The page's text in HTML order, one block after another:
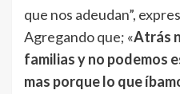
que nos adeudan”,
Agregando que; «Atrás
familias y no podemos
mas porque lo que